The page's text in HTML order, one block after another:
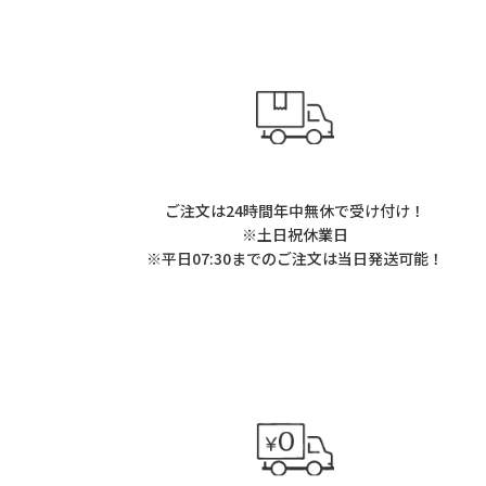
ご注文は24時間年中無休で受け付け！
※土日祝休業日
※平日07:30までのご注文は当日発送可能！